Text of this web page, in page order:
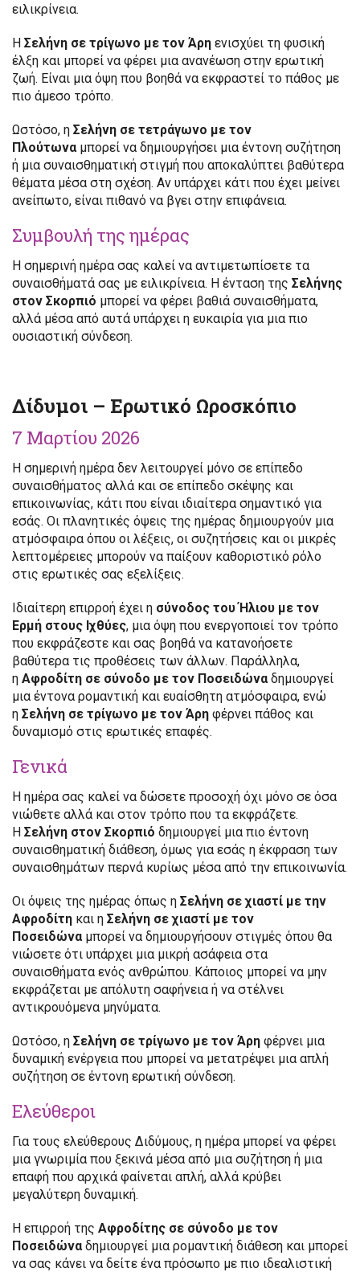
ειλικρίνεια.
Η Σελήνη σε τρίγωνο με τον Άρη ενισχύει τη φυσική
έλξη και μπορεί να φέρει μια ανανέωση στην ερωτική
ζωή. Είναι μια όψη που βοηθά να εκφραστεί το πάθος με
πιο άμεσο τρόπο.
Ωστόσο, η Σελήνη σε τετράγωνο με τον
Πλούτωναμπορεί να δημιουργήσει μια έντονη συζήτηση
ή μια συναισθηματική στιγμή που αποκαλύπτει βαθύτερα
θέματα μέσα στη σχέση. Αν υπάρχει κάτι που έχει μείνει
ανείπωτο, είναι πιθανό να βγει στην επιφάνεια.
Συμβουλή της ημέρας
Η σημερινή ημέρα σας καλεί να αντιμετωπίσετε τα
συναισθήματά σας με ειλικρίνεια. Η ένταση της Σελήνης
στον Σκορπιό μπορεί να φέρει βαθιά συναισθήματα,
αλλά μέσα από αυτά υπάρχει η ευκαιρία για μια πιο
ουσιαστική σύνδεση.
Δίδυμοι – Ερωτικό Ωροσκόπιο
7 Μαρτίου 2026
Η σημερινή ημέρα δεν λειτουργεί μόνο σε επίπεδο
συναισθήματος αλλά και σε επίπεδο σκέψης και
επικοινωνίας, κάτι που είναι ιδιαίτερα σημαντικό για
εσάς. Οι πλανητικές όψεις της ημέρας δημιουργούν μια
ατμόσφαιρα όπου οι λέξεις, οι συζητήσεις και οι μικρές
λεπτομέρειες μπορούν να παίξουν καθοριστικό ρόλο
στις ερωτικές σας εξελίξεις.
Ιδιαίτερη επιρροή έχει η σύνοδος του Ήλιου με τον
Ερμή στους Ιχθύες, μια όψη που ενεργοποιεί τον τρόπο
που εκφράζεστε και σας βοηθά να κατανοήσετε
βαθύτερα τις προθέσεις των άλλων. Παράλληλα,
η Αφροδίτη σε σύνοδο με τον Ποσειδώναδημιουργεί
μια έντονα ρομαντική και ευαίσθητη ατμόσφαιρα, ενώ
η Σελήνη σε τρίγωνο με τον Άρη φέρνει πάθος και
δυναμισμό στις ερωτικές επαφές.
Γενικά
Η ημέρα σας καλεί να δώσετε προσοχή όχι μόνο σε όσα
νιώθετε αλλά και στον τρόπο που τα εκφράζετε.
Η Σελήνη στον Σκορπιό δημιουργεί μια πιο έντονη
συναισθηματική διάθεση, όμως για εσάς η έκφραση των
συναισθημάτων περνά κυρίως μέσα από την επικοινωνία.
Οι όψεις της ημέρας όπως η Σελήνη σε χιαστί με την
Αφροδίτη και η Σελήνη σε χιαστί με τον
Ποσειδώναμπορεί να δημιουργήσουν στιγμές όπου θα
νιώσετε ότι υπάρχει μια μικρή ασάφεια στα
συναισθήματα ενός ανθρώπου. Κάποιος μπορεί να μην
εκφράζεται με απόλυτη σαφήνεια ή να στέλνει
αντικρουόμενα μηνύματα.
Ωστόσο, η Σελήνη σε τρίγωνο με τον Άρη φέρνει μια
δυναμική ενέργεια που μπορεί να μετατρέψει μια απλή
συζήτηση σε έντονη ερωτική σύνδεση.
Ελεύθεροι
Για τους ελεύθερους Διδύμους, η ημέρα μπορεί να φέρει
μια γνωριμία που ξεκινά μέσα από μια συζήτηση ή μια
επαφή που αρχικά φαίνεται απλή, αλλά κρύβει
μεγαλύτερη δυναμική.
Η επιρροή της Αφροδίτης σε σύνοδο με τον
Ποσειδώναδημιουργεί μια ρομαντική διάθεση και μπορεί
να σας κάνει να δείτε ένα πρόσωπο με πιο ιδεαλιστική